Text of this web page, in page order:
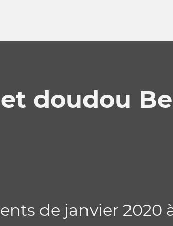
doudou
de janvier 2020